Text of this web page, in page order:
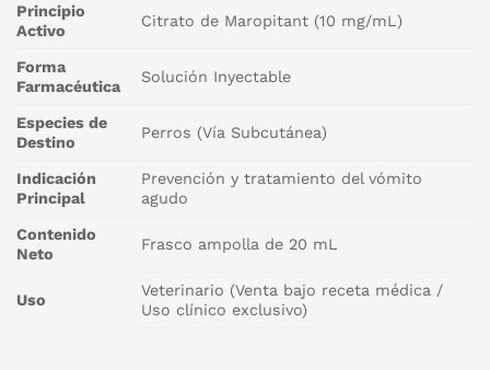
Principio
Activo
Citrato de Maropitant (10 mg/mL)
Forma
Farmacéutica
Solución Inyectable
Especies de
Destino
Perros (Vía Subcutánea)
Indicación
Principal
Prevención y tratamiento del vómito
agudo
Contenido
Neto
Frasco ampolla de 20 mL
Uso
Veterinario (Venta bajo receta médica /
Uso clínico exclusivo)